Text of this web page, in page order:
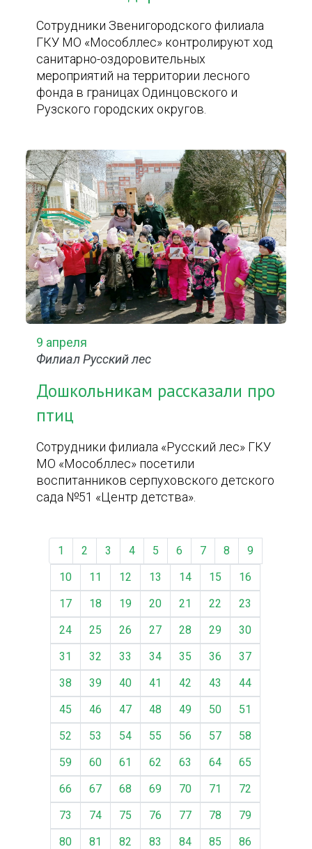
Сотрудники Звенигородского филиала
ГКУ МО «Мособллес» контролируют ход
санитарно-оздоровительных
мероприятий на территории лесного
фонда в границах Одинцовского и
Рузского городских округов.
9 апреля
Филиал Русский лес
Дошкольникам рассказали про
птиц
Сотрудники филиала «Русский лес» ГКУ
МО «Мособллес» посетили
воспитанников серпуховского детского
сада №51 «Центр детства».
1 2 3 4 5 6 7 8
9
10
11 12 13 14 15
16
17
18 19 20 21 22
23
24
25 26 27 28 29
30
31
32 33 34 35 36
37
38
39 40 41 42 43
44
45
46 47 48 49 50
51
52
53 54 55 56 57
58
59
60 61 62 63 64
65
66
67 68 69 70 71
72
73
74 75 76 77 78
79
80
81 82 83 84 85
86